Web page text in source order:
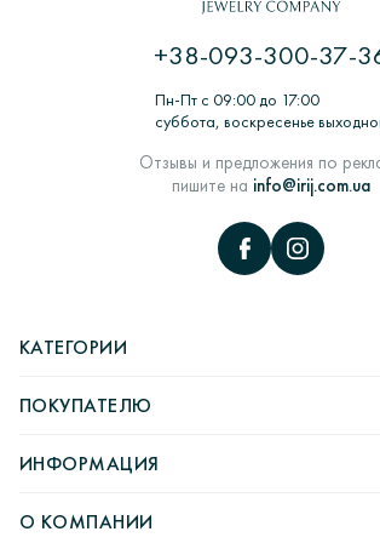
Изготовление из воска> Шихтовка>
ювелирных изделий в литейных
изделий> Работы по шлифовке> ВТК>
Полировка и придание глянцу>
покупателю.
+38-093-300-37-
Пн-Пт с 09:00 до 17:00
суббота, воскресенье
Отзывы и предложения по
пишите на info@irij.com.ua
КАТЕГОРИИ
ПОКУПАТЕЛЮ
ИНФОРМАЦИЯ
О КОМПАНИИ